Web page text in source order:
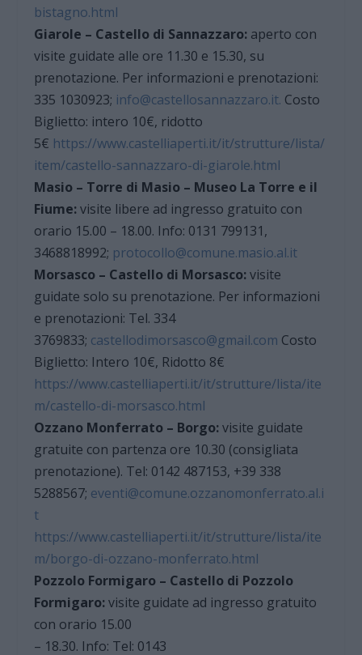
bistagno.html
Giarole – Castello di Sannazzaro: aperto con
visite guidate alle ore 11.30 e 15.30, su
prenotazione. Per informazioni e prenotazioni:
335 1030923; info@castellosannazzaro.it. Costo
Biglietto: intero 10€, ridotto
5€ https://www.castelliaperti.it/it/strutture/lista/
item/castello-sannazzaro-di-giarole.html
Masio – Torre di Masio – Museo La Torre e il
Fiume:visite libere ad ingresso gratuito con
orario 15.00 – 18.00. Info: 0131 799131,
3468818992; protocollo@comune.masio.al.it
Morsasco – Castello di Morsasco:visite
guidate solo su prenotazione. Per informazioni
e prenotazioni: Tel. 334
3769833; castellodimorsasco@gmail.com Costo
Biglietto: Intero 10€, Ridotto 8€
https://www.castelliaperti.it/it/strutture/lista/ite
m/castello-di-morsasco.html
Ozzano Monferrato – Borgo:visite guidate
gratuite con partenza ore 10.30 (consigliata
prenotazione). Tel: 0142 487153, +39 338
5288567; eventi@comune.ozzanomonferrato.al.i
t
https://www.castelliaperti.it/it/strutture/lista/ite
m/borgo-di-ozzano-monferrato.html
Pozzolo Formigaro – Castello di Pozzolo
Formigaro:visite guidate ad ingresso gratuito
con orario 15.00
– 18.30. Info: Tel: 0143